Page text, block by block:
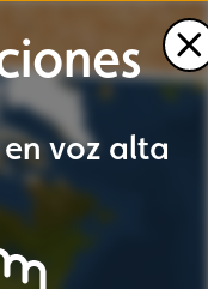
en voz alta